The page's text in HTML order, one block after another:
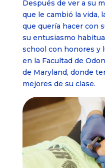
Después de ver a su
que le cambió la vida,
que quería hacer con
su entusiasmo
school con honores y
en la Facultad de
de Maryland, donde
mejores de su clase.